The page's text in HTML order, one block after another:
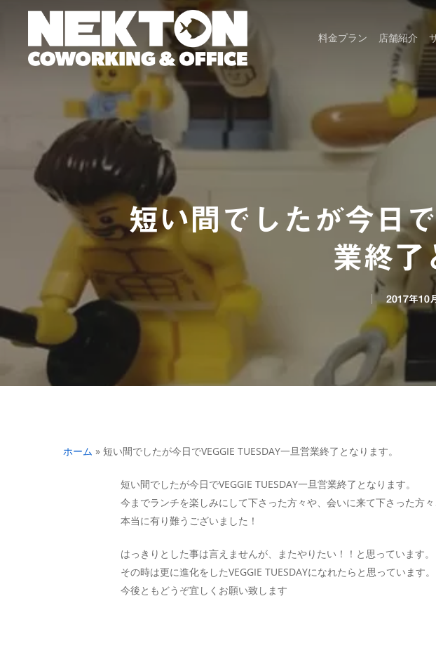
content
料金プラン 店舗紹介
短い間でしたが今日
業終了
2017年10
ホーム » 短い間でしたが今日でVEGGIE TUESDAY一旦営業終了となります。
短い間でしたが今日でVEGGIE TUESDAY一旦営業終了となります。
今までランチを楽しみにして下さった方々や、会いに来て下さった方
本当に有り難うございました！
はっきりとした事は言えませんが、またやりたい！！と思っています。
その時は更に進化をしたVEGGIE TUESDAYになれたらと思っています。
今後ともどうぞ宜しくお願い致します